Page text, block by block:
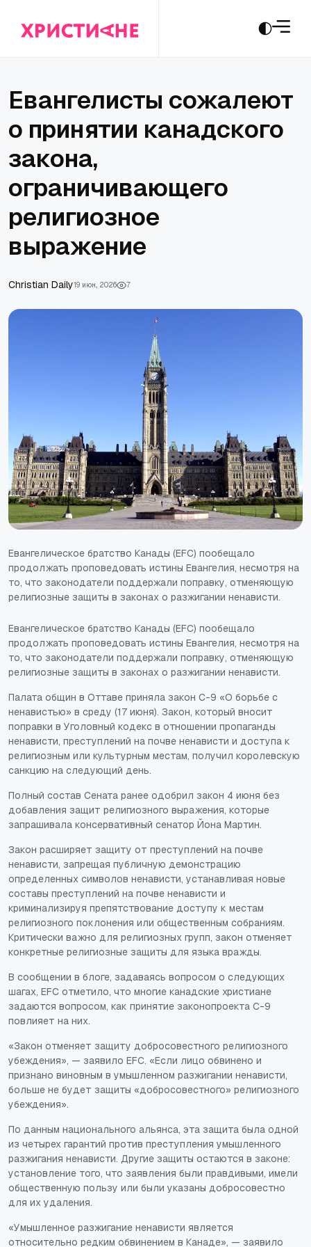
Евангелисты сожалеют
о принятии канадского
закона,
ограничивающего
религиозное
выражение
Christian Daily19 июн., 2026 7
Евангелическое братство Канады (EFC) пообещало
продолжать проповедовать истины Евангелия, несмотря на
то, что законодатели поддержали поправку, отменяющую
религиозные защиты в законах о разжигании ненависти.
Евангелическое братство Канады (EFC) пообещало
продолжать проповедовать истины Евангелия, несмотря на
то, что законодатели поддержали поправку, отменяющую
религиозные защиты в законах о разжигании ненависти.
Палата общин в Оттаве приняла закон C-9 «О борьбе с
ненавистью» в среду (17 июня). Закон, который вносит
поправки в Уголовный кодекс в отношении пропаганды
ненависти, преступлений на почве ненависти и доступа к
религиозным или культурным местам, получил королевскую
санкцию на следующий день.
Полный состав Сената ранее одобрил закон 4 июня без
добавления защит религиозного выражения, которые
запрашивала консервативный сенатор Йона Мартин.
Закон расширяет защиту от преступлений на почве
ненависти, запрещая публичную демонстрацию
определенных символов ненависти, устанавливая новые
составы преступлений на почве ненависти и
криминализируя препятствование доступу к местам
религиозного поклонения или общественным собраниям.
Критически важно для религиозных групп, закон отменяет
конкретные религиозные защиты для языка вражды.
В сообщении в блоге, задаваясь вопросом о следующих
шагах, EFC отметило, что многие канадские христиане
задаются вопросом, как принятие законопроекта C-9
повлияет на них.
«Закон отменяет защиту добросовестного религиозного
убеждения», — заявило EFC. «Если лицо обвинено и
признано виновным в умышленном разжигании ненависти,
больше не будет защиты «добросовестного» религиозного
убеждения».
По данным национального альянса, эта защита была одной
из четырех гарантий против преступления умышленного
разжигания ненависти. Другие защиты остаются в законе:
установление того, что заявления были правдивыми, имели
общественную пользу или были указаны добросовестно
для их удаления.
«Умышленное разжигание ненависти является
относительно редким обвинением в Канаде», — заявило